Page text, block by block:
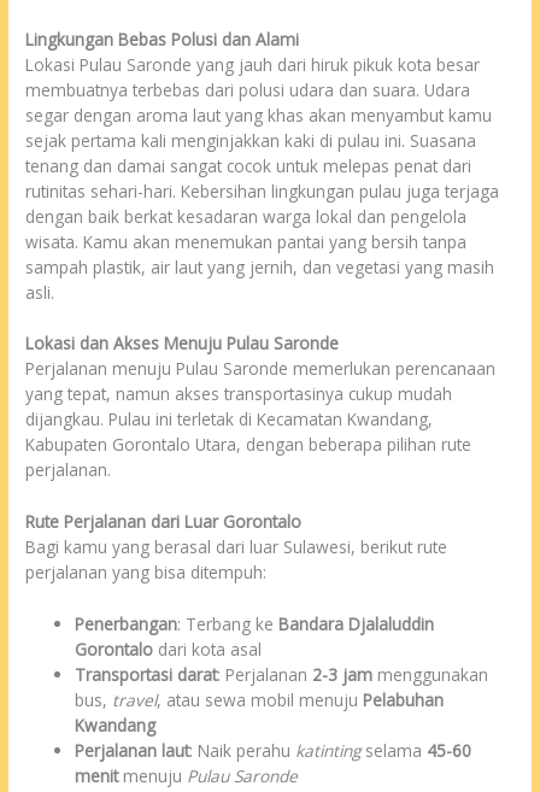
Lingkungan Bebas Polusi dan Alami
Lokasi Pulau Saronde yang jauh dari hiruk pikuk kota besar
membuatnya terbebas dari polusi udara dan suara. Udara
segar dengan aroma laut yang khas akan menyambut kamu
sejak pertama kali menginjakkan kaki di pulau ini. Suasana
tenang dan damai sangat cocok untuk melepas penat dari
rutinitas sehari-hari. Kebersihan lingkungan pulau juga terjaga
dengan baik berkat kesadaran warga lokal dan pengelola
wisata. Kamu akan menemukan pantai yang bersih tanpa
sampah plastik, air laut yang jernih, dan vegetasi yang masih
asli.
Lokasi dan Akses Menuju Pulau Saronde
Perjalanan menuju Pulau Saronde memerlukan perencanaan
yang tepat, namun akses transportasinya cukup mudah
dijangkau. Pulau ini terletak di Kecamatan Kwandang,
Kabupaten Gorontalo Utara, dengan beberapa pilihan rute
perjalanan.
Rute Perjalanan dari Luar Gorontalo
Bagi kamu yang berasal dari luar Sulawesi, berikut rute
perjalanan yang bisa ditempuh:
Penerbangan: Terbang ke Bandara Djalaluddin
Gorontalo dari kota asal
Transportasi darat: Perjalanan 2-3 jam menggunakan
bus, travel, atau sewa mobil menuju Pelabuhan
Kwandang
Perjalanan laut: Naik perahu katintingselama 45-60
menitmenuju Pulau Saronde